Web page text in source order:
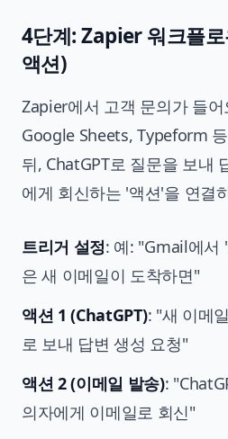
4단계: Zapier 워크플
액션)
Zapier에서 고객 문의가 들
Google Sheets, Typeform
뒤, ChatGPT로 질문을 보내
에게 회신하는 '액션'을 연결
트리거 설정: 예: "Gmail에서
은 새 이메일이 도착하면"
액션 1 (ChatGPT): "새 이메
로 보내 답변 생성 요청"
액션 2 (이메일 발송):
의자에게 이메일로 회신"